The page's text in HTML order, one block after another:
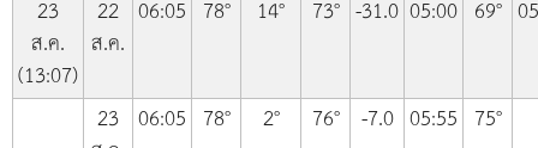
23
ส.ค.
(13:07)
22
ส.ค.
06:05 78° 14° 73° -31.0 05:00 69°
23 06:05 78° 2° 76° -7.0 05:55 75°